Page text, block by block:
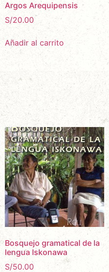
Argos Arequipensis
S/20.00
Añadir al carrito
Bosquejo gramatical de la
lengua Iskonawa
S/50.00